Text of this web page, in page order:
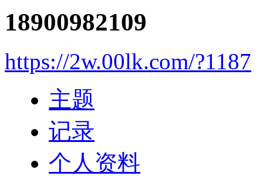
18900982109
https://2w.00lk.com/?1187
主题
记录
个人资料